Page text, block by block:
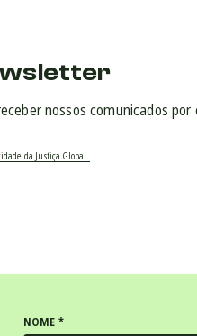
nossos comunicados
da Justiça Global.
NOME *